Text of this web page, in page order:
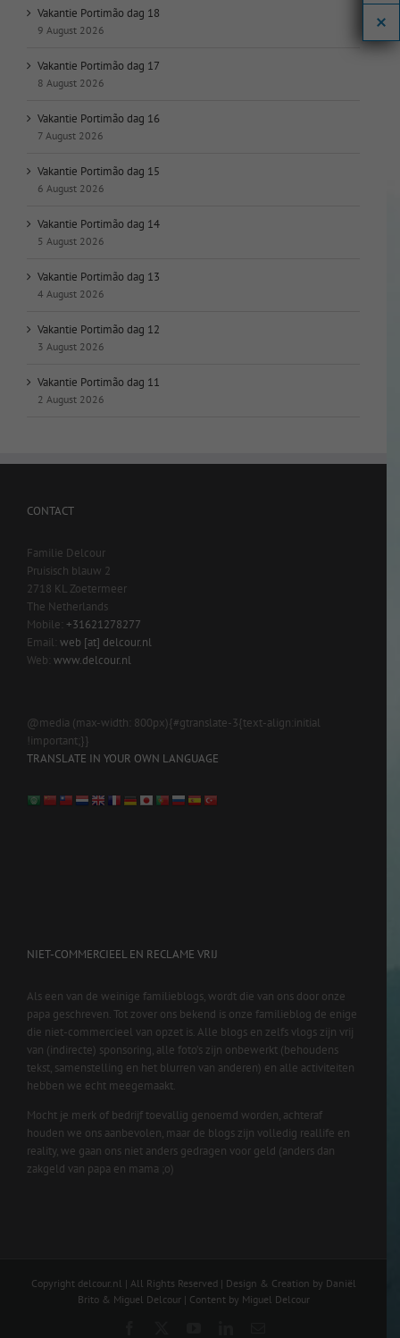
op
datum:
Vakantie Portimão dag 18
9 August 2026
Vakantie Portimão dag 17
8 August 2026
Vakantie Portimão dag 16
7 August 2026
Vakantie Portimão dag 15
6 August 2026
Vakantie Portimão dag 14
5 August 2026
Vakantie Portimão dag 13
4 August 2026
Vakantie Portimão dag 12
3 August 2026
Vakantie Portimão dag 11
2 August 2026
CONTACT
Familie Delcour
Pruisisch blauw 2
2718 KL Zoetermeer
The Netherlands
Mobile: +31621278277
Email: web [at] delcour.nl
Web: www.delcour.nl
@media (max-width: 800px){#gtranslate-3{text-align:initial
!important;}}
TRANSLATE IN YOUR OWN LANGUAGE
NIET-COMMERCIEEL EN RECLAME VRIJ
Als een van de weinige familieblogs, wordt die van ons door onze
papa geschreven. Tot zover ons bekend is onze familieblog de enige
die niet-commercieel van opzet is. Alle blogs en zelfs vlogs zijn vrij
van (indirecte) sponsoring, alle foto’s zijn onbewerkt (behoudens
tekst, samenstelling en het blurren van anderen) en alle activiteiten
hebben we echt meegemaakt.
Mocht je merk of bedrijf toevallig genoemd worden, achteraf
houden we ons aanbevolen, maar de blogs zijn volledig reallife en
reality, we gaan ons niet anders gedragen voor geld (anders dan
zakgeld van papa en mama ;o)
Copyright delcour.nl | All Rights Reserved | Design & Creation by Daniël
Brito & Miguel Delcour | Content by Miguel Delcour